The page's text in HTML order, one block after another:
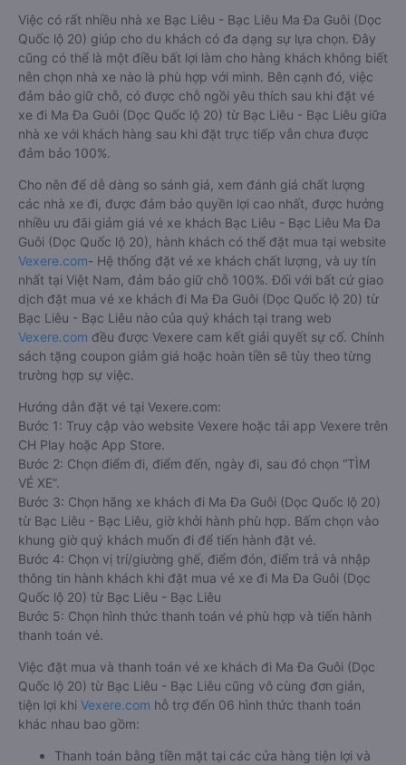
Việc có rất nhiều nhà xe Bạc Liêu - Bạc Liêu Ma Đa Guôi (Dọc
Quốc lộ 20) giúp cho du khách có đa dạng sự lựa chọn. Đây
cũng có thể là một điều bất lợi làm cho hàng khách không biết
nên chọn nhà xe nào là phù hợp với mình. Bên cạnh đó, việc
đảm bảo giữ chỗ, có được chỗ ngồi yêu thích sau khi đặt vé
xe đi Ma Đa Guôi (Dọc Quốc lộ 20) từ Bạc Liêu - Bạc Liêu giữa
nhà xe với khách hàng sau khi đặt trực tiếp vẫn chưa được
đảm bảo 100%.
Cho nên để dễ dàng so sánh giá, xem đánh giá chất lượng
các nhà xe đi, được đảm bảo quyền lợi cao nhất, được hưởng
nhiều ưu đãi giảm giá vé xe khách Bạc Liêu - Bạc Liêu Ma Đa
Guôi (Dọc Quốc lộ 20), hành khách có thể đặt mua tại website
Vexere.com- Hệ thống đặt vé xe khách chất lượng, và uy tín
nhất tại Việt Nam, đảm bảo giữ chỗ 100%. Đối với bất cứ giao
dịch đặt mua vé xe khách đi Ma Đa Guôi (Dọc Quốc lộ 20) từ
Bạc Liêu - Bạc Liêu nào của quý khách tại trang web
Vexere.com đều được Vexere cam kết giải quyết sự cố. Chính
sách tặng coupon giảm giá hoặc hoàn tiền sẽ tùy theo từng
trường hợp sự việc.
Hướng dẫn đặt vé tại Vexere.com:
Bước 1: Truy cập vào website Vexere hoặc tải app Vexere trên
CH Play hoặc App Store.
Bước 2: Chọn điểm đi, điểm đến, ngày đi, sau đó chọn “TÌM
VÉ XE”.
Bước 3: Chọn hãng xe khách đi Ma Đa Guôi (Dọc Quốc lộ 20)
từ Bạc Liêu - Bạc Liêu, giờ khởi hành phù hợp. Bấm chọn vào
khung giờ quý khách muốn đi để tiến hành đặt vé.
Bước 4: Chọn vị trí/giường ghế, điểm đón, điểm trả và nhập
thông tin hành khách khi đặt mua vé xe đi Ma Đa Guôi (Dọc
Quốc lộ 20) từ Bạc Liêu - Bạc Liêu
Bước 5: Chọn hình thức thanh toán vé phù hợp và tiến hành
thanh toán vé.
Việc đặt mua và thanh toán vé xe khách đi Ma Đa Guôi (Dọc
Quốc lộ 20) từ Bạc Liêu - Bạc Liêu cũng vô cùng đơn giản,
tiện lợi khi Vexere.com hỗ trợ đến 06 hình thức thanh toán
khác nhau bao gồm:
Thanh toán bằng tiền mặt tại các cửa hàng tiện lợi và